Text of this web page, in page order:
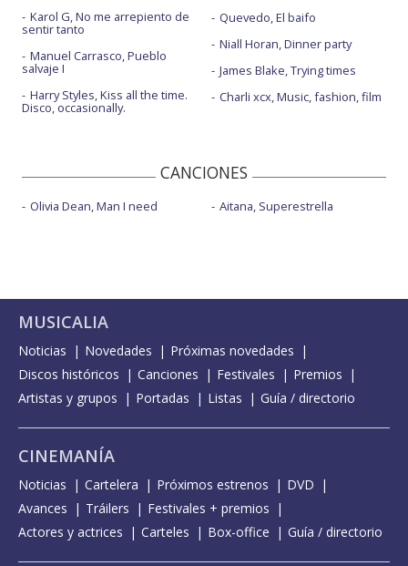
Karol G, No me arrepiento de
sentir tanto
Manuel Carrasco, Pueblo
salvaje I
Harry Styles, Kiss all the time.
Disco, occasionally.
Quevedo, El baifo
Niall Horan, Dinner party
James Blake, Trying times
Charli xcx, Music, fashion, film
CANCIONES
Olivia Dean, Man I need Aitana, Superestrella
MUSICALIA
Noticias Novedades
Próximas novedades
Discos históricos
Canciones Festivales
Premios
Artistas y grupos
Portadas Listas Guía / directorio
CINEMANÍA
Noticias Cartelera Próximos estrenos
DVD
Avances
Tráilers
Festivales + premios
Actores y actrices
Carteles Box-office Guía / directorio